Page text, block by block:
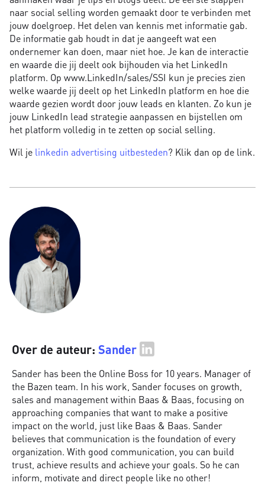
naar social selling worden gemaakt door te verbinden met
jouw doelgroep. Het delen van kennis met informatie gab.
De informatie gab houdt in dat je aangeeft wat een
ondernemer kan doen, maar niet hoe. Je kan de interactie
en waarde die jij deelt ook bijhouden via het LinkedIn
platform. Op www.LinkedIn/sales/SSI kun je precies zien
welke waarde jij deelt op het LinkedIn platform en hoe die
waarde gezien wordt door jouw leads en klanten. Zo kun je
jouw LinkedIn lead strategie aanpassen en bijstellen om
het platform volledig in te zetten op social selling.
Wil je linkedin advertising uitbesteden? Klik dan op de link.
Over de auteur: Sander
Sander has been the Online Boss for 10 years. Manager of
the Bazen team. In his work, Sander focuses on growth,
sales and management within Baas & Baas, focusing on
approaching companies that want to make a positive
impact on the world, just like Baas & Baas. Sander
believes that communication is the foundation of every
organization. With good communication, you can build
trust, achieve results and achieve your goals. So he can
inform, motivate and direct people like no other!